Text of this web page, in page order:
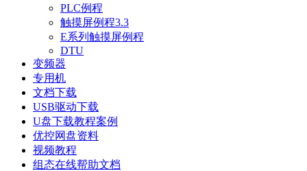
PLC例程
触摸屏例程3.3
E系列触摸屏例程
DTU
变频器
专用机
文档下载
USB驱动下载
U盘下载教程案例
优控网盘资料
视频教程
组态在线帮助文档